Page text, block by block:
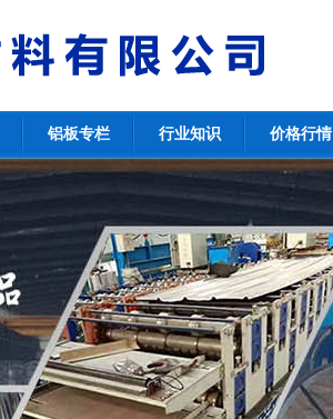
铝板专栏 行业知识 价格行情